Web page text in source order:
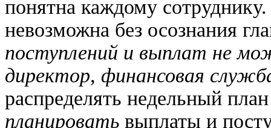
понятна каждому
невозможна без осознания
поступлений и выплат не
директор, финансовая
распределять недельный
планировать выплаты и